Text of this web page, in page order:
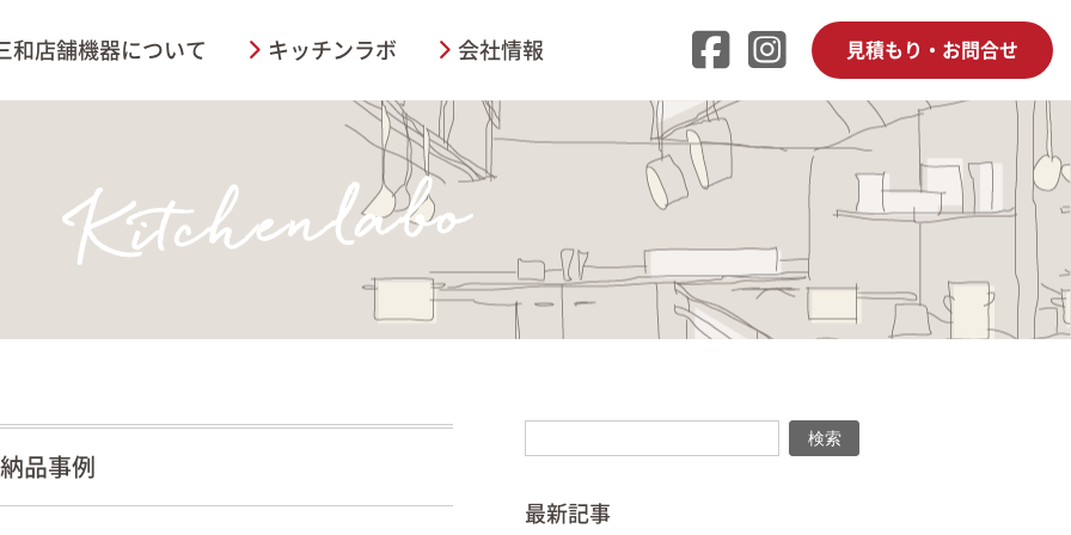
和店舗機器について キッチンラボ 会社情報 見積もり・お問合せ
品事例
検索
最新記事